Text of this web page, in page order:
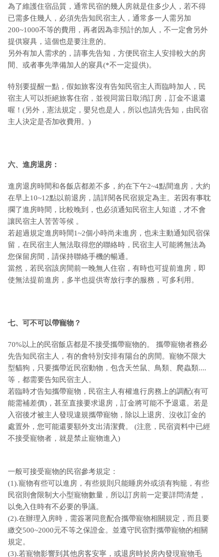
為了維護住宿品質，通常民宿的幾人房就是住多少人，若不得
已需多住幾人，必須先告知民宿主人，通常多一人需另加
200~1000不等的費用，再者因為非預計的加人，不一定會另外
提供寢具，這個也是要注意的。
另外有加人需求的，請事先告知，方便民宿主人安排較大的房
間、或者事先準備加人的寢具(*不一定提供)。
特別要提醒一點，假如旅客沒有告知民宿主人而臨時加人，民
宿主人可以拒絕旅客住宿，並視同當日取消訂房，訂金不退還
喔！(另外，憲法規定，嬰兒也是人，所以也請先告知，由民宿
主人決定是否加收費用。)
六、進房退房：
進房退房時間和各飯店都差不多，約在下午2~4點間進房，大約
在早上10~12點以前退房，請詳閱各民宿規定為主。若因有事耽
擱了進房時間，比較晚到，也必須通知民宿主人知道，才不會
讓民宿主人苦苦等候 。
若超過規定進房時間1~2個小時尚未進房，也未主動通知民宿保
留，在民宿主人無法取得您的聯絡時，民宿主人可能將無法為
您保留房間，請保持聯絡手機的暢通。
當然，若民宿該房間前一晚無人住宿，有時也可提前進房，即
使無法提前進房，多半也提供寄放行李的服務，可多利用。
七、可不可以帶寵物？
70%以上的民宿飯店都是不接受攜帶寵物的。 攜帶寵物者務必
先告知民宿主人，有的會特別安排有陽台的房間。寵物不限大
型貓狗，只要攜帶近民宿動物，包含天竺鼠、鳥類、爬蟲類....
等，都需要告知民宿主人。
若臨時才告知攜帶寵物，民宿主人有權進行房務上的調配(有可
能需補差價)，甚至直接要求退房，訂金將可能不予退還。若是
入宿後才被主人發現違規攜帶寵物，除以上退房、沒收訂金的
處置外，您可能還要額外支出清潔費。 (注意，民宿資料中已經
不接受寵物者，就是禁止寵物進入)
一般可接受寵物的民宿參考規定：
(1).寵物有些可以進房，有些規則只能睡房外或須有狗籠，有些
民宿則會限制大小型寵物數量，所以訂房前一定要詳問清楚，
以免入住時有不必要的爭議。
(2).在辦理入房時，需簽署同意配合攜帶寵物相關規定，而且要
繳交500~2000元不等之保證金。並遵守民宿對攜帶寵物的相關
規定。
(3).若寵物影響到其他房客安寧，或退房時於房內發現寵物毛